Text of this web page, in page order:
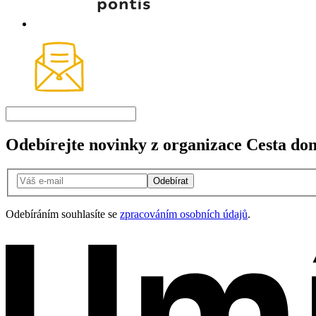
Odebírejte novinky z organizace Cesta
Odebírat
Odebíráním souhlasíte se zpracováním osobních údajů.